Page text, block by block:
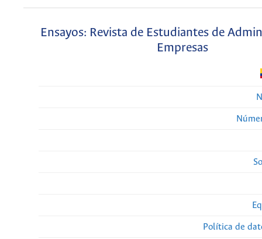
Ensayos: Revista de Estudiantes de
Empresas
Política de